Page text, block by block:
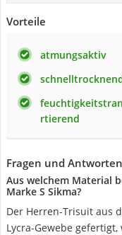
Vorteile
atmungsaktiv
rtierend
Fragen und
Aus welchem Material
Marke S Sikma?
Der Herren-Trisuit aus
Lycra-Gewebe